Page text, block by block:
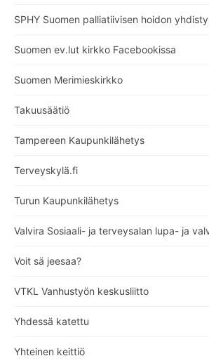
SPHY Suomen palliatiivisen hoidon
Suomen ev.lut kirkko Facebookissa
Suomen Merimieskirkko
Takuusäätiö
Tampereen Kaupunkilähetys
Terveyskylä.fi
Turun Kaupunkilähetys
Valvira Sosiaali- ja terveysalan lupa- ja
Voit sä jeesaa?
VTKL Vanhustyön keskusliitto
Yhdessä katettu
Yhteinen keittiö